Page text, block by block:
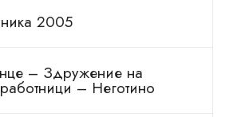
2005
– Здружение на
– Неготино